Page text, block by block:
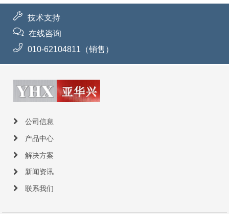
技术支持
在线咨询
010-62104811（销售）
公司信息
产品中心
解决方案
新闻资讯
联系我们